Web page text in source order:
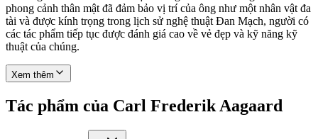
phong cảnh thân mật đã đảm bảo vị trí của ông như một nhân vật đa
tài và được kính trọng trong lịch sử nghệ thuật Đan Mạch, người có
các tác phẩm tiếp tục được đánh giá cao về vẻ đẹp và kỹ năng kỹ
thuật của chúng.
Xem thêm
Tác phẩm của Carl Frederik Aagaard